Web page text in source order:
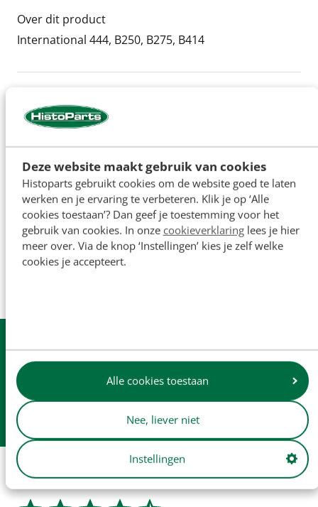
Deze website maakt gebruik van cookies
Histoparts gebruikt cookies om de website goed te laten
werken en je ervaring te verbeteren. Klik je op ‘Alle
cookies toestaan’? Dan geef je toestemming voor het
gebruik van cookies. In onze cookieverklaringlees je hier
meer over. Via de knop ‘Instellingen’ kies je zelf welke
cookies je accepteert.
Alle cookies toestaan
Nee, liever niet
Instellingen
Over dit product
International 444, B250, B275, B414
Artikelnummer
De namen van originele fabrikanten en
onderdeelnummers worden uitsluitend ter referentie
vermeld en zijn niet bedoeld om aan te geven dat onze
onderdelen zijn gemaakt door de originele fabrikant (tenzij
dit expliciet wordt vermeld). Productafbeeldingen dienen
Gratis
onze winkel
Veilig winkelen